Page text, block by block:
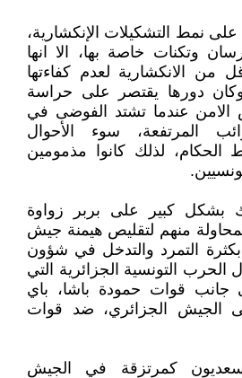
نمط التشكيلات الإنكشارية،
وتكنات خاصة بها، الا انها
من الانكشارية لعدم كفاءتها
وكان دورها يقتصر على حراسة
الامن عندما تشتد الفوضى في
المرتفعة، سوء الأحوال
الحكام، لذلك كانوا مذمومين
بشكل كبير على بربر زواوة
منهم لتقليص هيمنة جيش
التمرد والتدخل في شؤون
الحرب التونسية الجزائرية التي
1807، الى جانب قوات حمودة باشا، باي
الجيش الجزائري، ضد قوات
كمرتزقة في الجيش